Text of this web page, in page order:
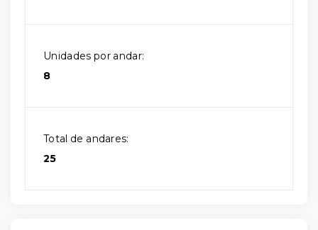
Unidades por andar:
8
Total de andares:
25